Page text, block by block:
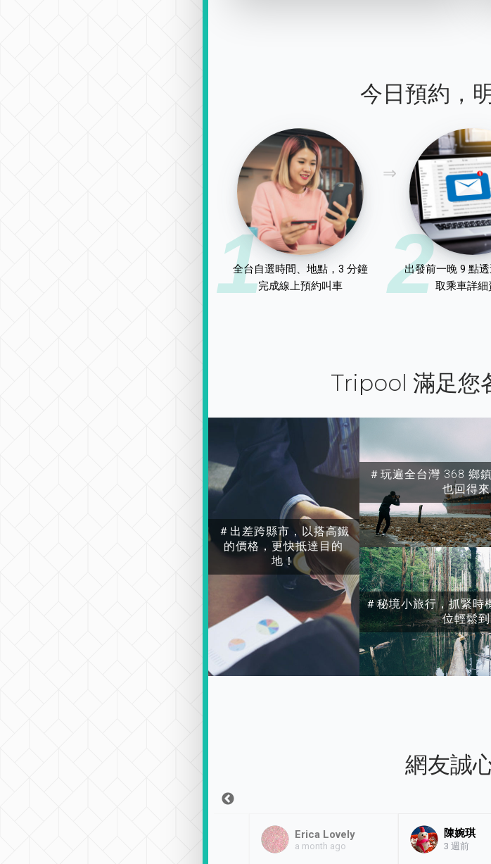
今日預約，
1
全台自選時間、地點，3 分鐘
完成線上預約叫車
2
出發前一晚 9 點
取乘車詳細
Tripool 滿足您
＃出差跨縣市，以搭高鐵
的價格，更快抵達目的
地！
＃玩遍全台灣 368 鄉
也回得
＃秘境小旅行，抓緊時
位輕鬆
網友誠
Erica Lovely
a month ago
陳婉琪
3 週前